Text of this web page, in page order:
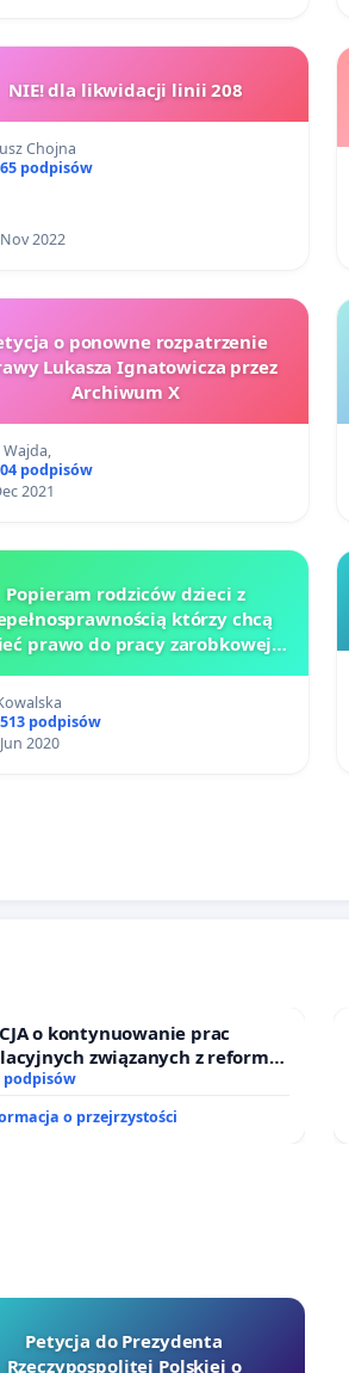
NIE! dla likwidacji linii 208
Chojna
podpisów
2022
o ponowne rozpatrzenie
Lukasza Ignatowicza przez
Archiwum X
Wajda,
podpisów
2021
Popieram rodziców dzieci z
którzy chcą
prawo do pracy zarobkowej
jako opiekun osoby
niepełnosprawnej.
podpisów
2020
o kontynuowanie prac
związanych z reformą
rodzinnego
podpisów
o przejrzystości
Petycja do Prezydenta
Rzeczypospolitej Polskiej o